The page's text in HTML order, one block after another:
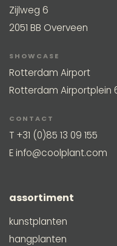
Zijlweg 6
2051 BB Overveen
SHOWCASE
Rotterdam Airport
Rotterdam Airportplein
CONTACT
T +31 (0)85 13 09 155
Einfo@coolplant.com
assortiment
kunstplanten
hangplanten